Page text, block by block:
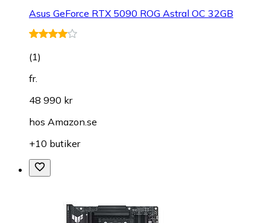
Asus GeForce RTX 5090 ROG Astral OC 32GB
(1)
fr.
48 990 kr
hos Amazon.se
+10 butiker